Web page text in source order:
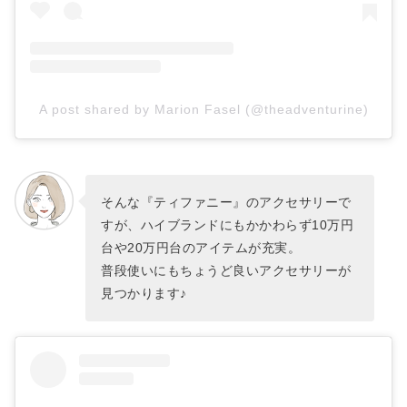
A post shared by Marion Fasel (@theadventurine)
そんな『ティファニー』のアクセサリーで
すが、ハイブランドにもかかわらず10万円
台や20万円台のアイテムが充実。
普段使いにもちょうど良いアクセサリーが
見つかります♪